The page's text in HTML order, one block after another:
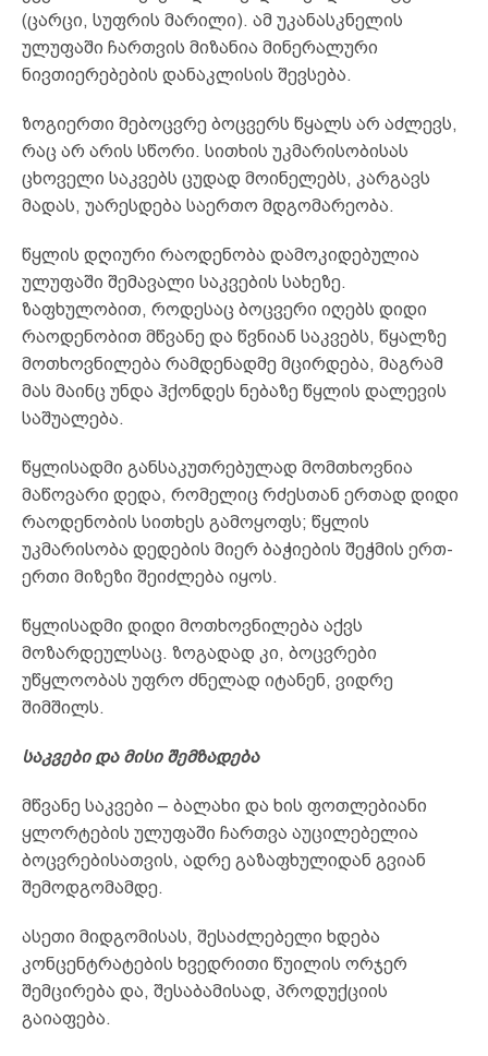
(ცარცი, სუფრის მარილი). ამ უკანასკნელის
ულუფაში ჩართვის მიზანია მინერალური
ნივთიერებების დანაკლისის შევსება.
ზოგიერთი მებოცვრე ბოცვერს წყალს არ აძლევს,
რაც არ არის სწორი. სითხის უკმარისობისას
ცხოველი საკვებს ცუდად მოინელებს, კარგავს
მადას, უარესდება საერთო მდგომარეობა.
წყლის დღიური რაოდენობა დამოკიდებულია
ულუფაში შემავალი საკვების სახეზე.
ზაფხულობით, როდესაც ბოცვერი იღებს დიდი
რაოდენობით მწვანე და წვნიან საკვებს, წყალზე
მოთხოვნილება რამდენადმე მცირდება, მაგრამ
მას მაინც უნდა ჰქონდეს ნებაზე წყლის დალევის
საშუალება.
წყლისადმი განსაკუთრებულად მომთხოვნია
მაწოვარი დედა, რომელიც რძესთან ერთად დიდი
რაოდენობის სითხეს გამოყოფს; წყლის
უკმარისობა დედების მიერ ბაჭიების შეჭმის ერთ-
ერთი მიზეზი შეიძლება იყოს.
წყლისადმი დიდი მოთხოვნილება აქვს
მოზარდეულსაც. ზოგადად კი, ბოცვრები
უწყლოობას უფრო ძნელად იტანენ, ვიდრე
შიმშილს.
საკვები და მისი შემზადება
მწვანე საკვები – ბალახი და ხის ფოთლებიანი
ყლორტების ულუფაში ჩართვა აუცილებელია
ბოცვრებისათვის, ადრე გაზაფხულიდან გვიან
შემოდგომამდე.
ასეთი მიდგომისას, შესაძლებელი ხდება
კონცენტრატების ხვედრითი წუილის ორჯერ
შემცირება და, შესაბამისად, პროდუქციის
გაიაფება.